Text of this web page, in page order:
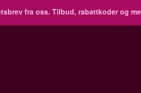
fra oss. Tilbud, rabattkoder og